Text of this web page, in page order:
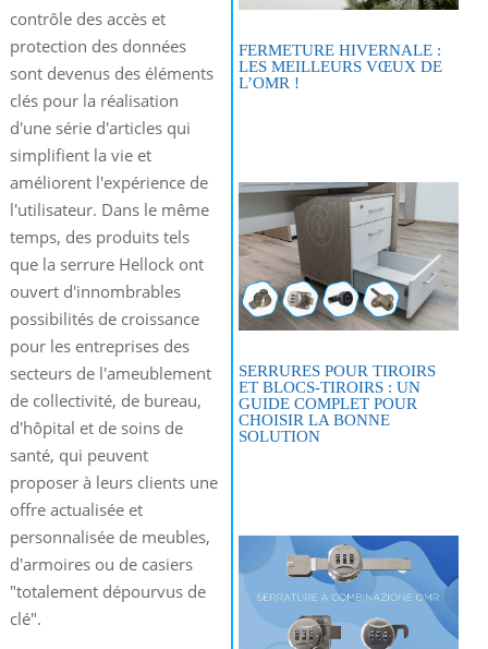
contrôle des accès et
protection des données
sont devenus des éléments
clés pour la réalisation
d'une série d'articles qui
simplifient la vie et
améliorent l'expérience de
l'utilisateur. Dans le même
temps, des produits tels
que la serrure Hellock ont
ouvert d'innombrables
possibilités de croissance
pour les entreprises des
secteurs de l'ameublement
de collectivité, de bureau,
d'hôpital et de soins de
santé, qui peuvent
proposer à leurs clients une
offre actualisée et
personnalisée de meubles,
d'armoires ou de casiers
"totalement dépourvus de
clé".
FERMETURE HIVERNALE :
LES MEILLEURS VŒUX DE
L’OMR !
SERRURES POUR TIROIRS
ET BLOCS-TIROIRS : UN
GUIDE COMPLET POUR
CHOISIR LA BONNE
SOLUTION